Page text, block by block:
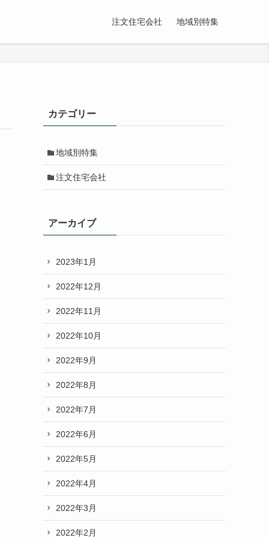
注文住宅会社 地域別特集
カテゴリー
地域別特集
注文住宅会社
アーカイブ
2023年1月
2022年12月
2022年11月
2022年10月
2022年9月
2022年8月
2022年7月
2022年6月
2022年5月
2022年4月
2022年3月
2022年2月